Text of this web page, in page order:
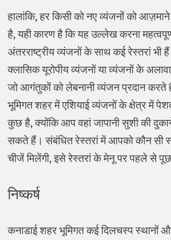
हालांकि, हर किसी को नए व्यंजनों को आज़माने
है, यही कारण है कि यह उल्लेख करना
अंतरराष्ट्रीय व्यंजनों के साथ कई रेस्तरां भी
क्लासिक यूरोपीय व्यंजनों या व्यंजनों के
जो आगंतुकों को लेबनानी व्यंजन प्रदान करते
भूमिगत शहर में एशियाई व्यंजनों के क्षेत्र में
कुछ है, क्योंकि आप वहां जापानी सुशी की दुकानें
सकते हैं। संबंधित रेस्तरां में आपको कौन सी
चीजें मिलेंगी, इसे रेस्तरां के मेनू पर पहले से
निष्कर्ष
कनाडाई शहर भूमिगत कई दिलचस्प स्थानों